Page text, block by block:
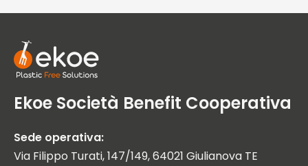
Ekoe Società Benefit Cooperativa
Sede operativa:
Via Filippo Turati, 147/149, 64021 Giulianova TE